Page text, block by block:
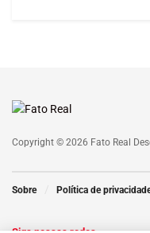
Copyright © 2026 Fato Real
Sobre Política de